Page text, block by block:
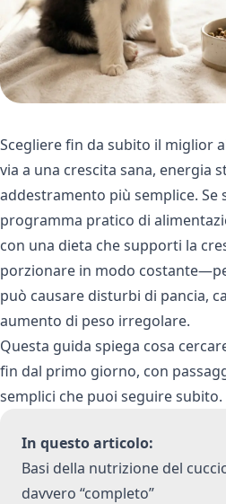
Scegliere fin da subito il miglior
via a una crescita sana, energia
addestramento più semplice. Se
programma pratico di
con una dieta che supporti la
porzionare in modo
può causare disturbi di pancia,
aumento di peso irregolare.
Questa guida spiega cosa
fin dal primo giorno, con
semplici che puoi seguire subito.
In questo articolo:
Basi della nutrizione del
davvero “completo”